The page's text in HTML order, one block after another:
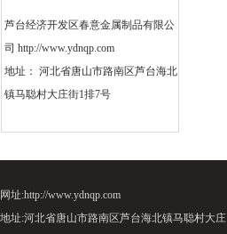
芦台经济开发区春意金属制品有限公
司 http://www.ydnqp.com
地址： 河北省唐山市路南区芦台海北
镇马聪村大庄街1排7号
网址:http://www.ydnqp.com
地址:河北省唐山市路南区芦台海北镇马聪村大庄